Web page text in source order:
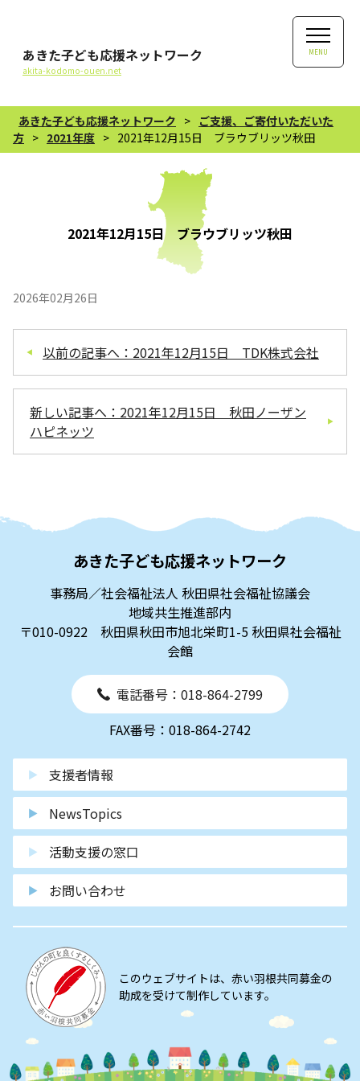
あきた子ども応援ネットワーク
akita-kodomo-ouen.net
MENU
あきた子ども応援ネットワーク > ご支援、ご寄付いただいた
方 > 2021年度 > 2021年12月15日 ブラウブリッツ秋田
2021年12月15日 ブラウブリッツ秋田
2026年02月26日
以前の記事へ：2021年12月15日 TDK株式会社
新しい記事へ：2021年12月15日 秋田ノーザン
ハピネッツ
あきた子ども応援ネットワーク
事務局／社会福祉法人 秋田県社会福祉協議会
地域共生推進部内
〒010-0922 秋田県秋田市旭北栄町1-5 秋田県社会福祉
会館
電話番号：018-864-2799
FAX番号：018-864-2742
支援者情報
NewsTopics
活動支援の窓口
お問い合わせ
このウェブサイトは、赤い羽根共同募金の
助成を受けて制作しています。